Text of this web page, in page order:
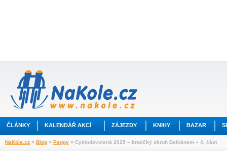
ČLÁNKY KALENDÁŘ AKCÍ ZÁJEZDY KNIHY BAZAR
NaKole.cz > Blog > Peggy > Cyklodovolená 2025 – kratičký okruh Balkánem – 4. část